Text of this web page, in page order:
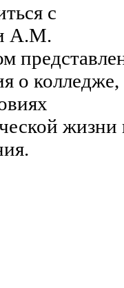
с
А.М.
о колледже,
жизни